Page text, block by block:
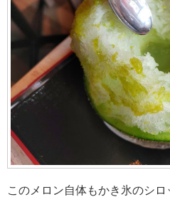
このメロン自体もかき氷のシ